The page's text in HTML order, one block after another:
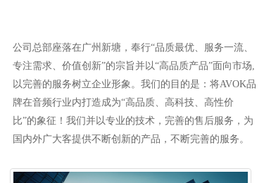
公司总部座落在广州新塘，奉行“品质最优、服务一流、
专注需求、价值创新”的宗旨并以“高品质产品”面向市场,
以完善的服务树立企业形象。我们的目的是：将AVOK品
牌在音频行业内打造成为“高品质、高科技、高性价
比”的象征！我们并以专业的技术，完善的售后服务，为
国内外广大客提供不断创新的产品，不断完善的服务。